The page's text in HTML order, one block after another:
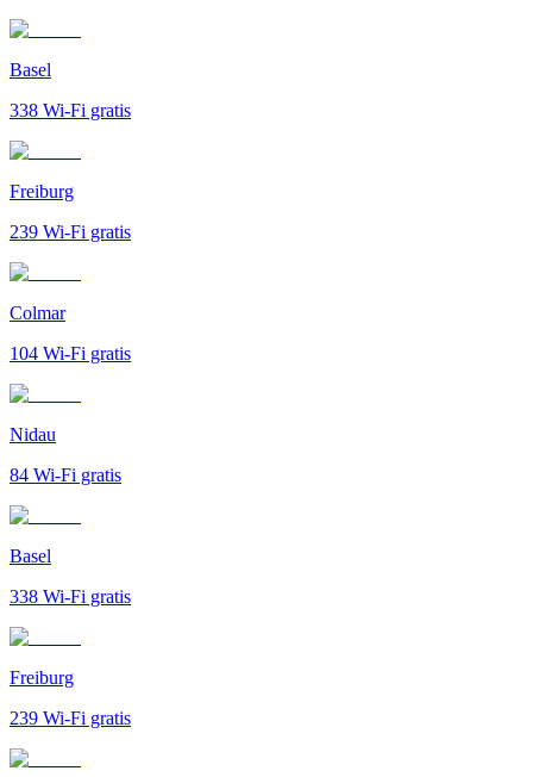
Basel
338 Wi-Fi gratis
Freiburg
239 Wi-Fi gratis
Colmar
104 Wi-Fi gratis
Nidau
84 Wi-Fi gratis
Basel
338 Wi-Fi gratis
Freiburg
239 Wi-Fi gratis